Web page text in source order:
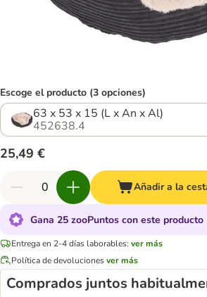
Escoge el producto (3 opciones)
63 x 53 x 15 (L x An x Al)
452638.4
25,49 €
Añadir a la
Gana 25 zooPuntos con este producto
Entrega en 2-4 días laborables: ver más
Política de devolucionesver más
Comprados juntos